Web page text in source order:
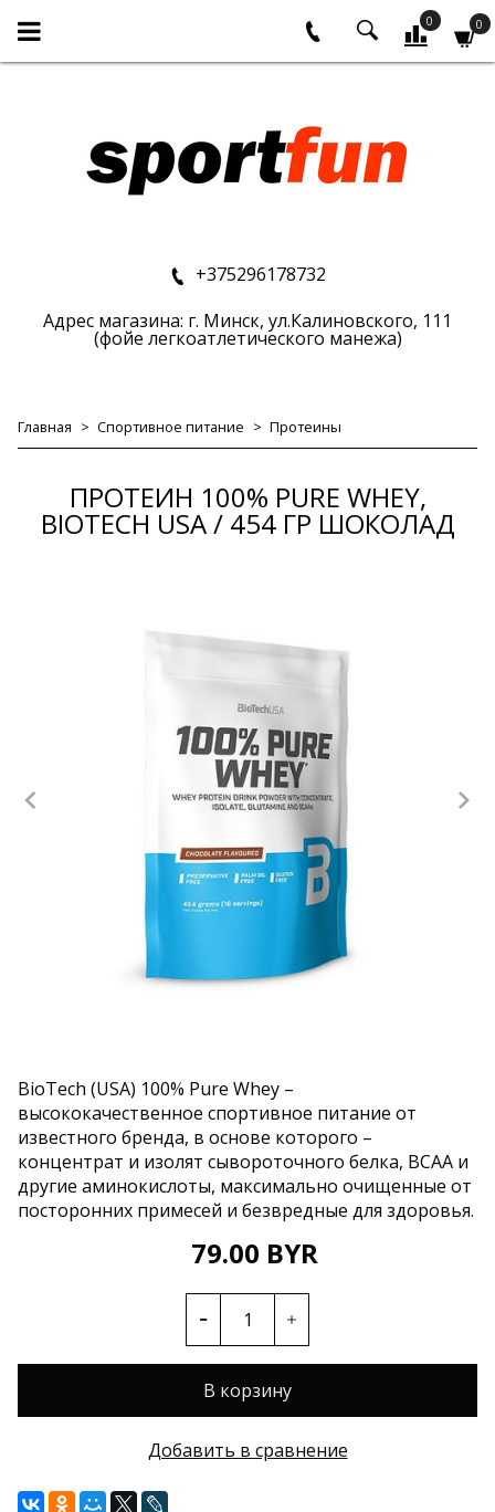
0 0
+375296178732
Адрес магазина: г. Минск, ул.Калиновского, 111
(фойе легкоатлетического манежа)
Главная Спортивное питание Протеины
ПРОТЕИН 100% PURE WHEY,
BIOTECH USA / 454 ГР ШОКОЛАД
BioTech (USA) 100% Pure Whey –
высококачественное спортивное питание от
известного бренда, в основе которого –
концентрат и изолят сывороточного белка, ВСАА и
другие аминокислоты, максимально очищенные от
посторонних примесей и безвредные для здоровья.
79.00 BYR
В корзину
Добавить в сравнение